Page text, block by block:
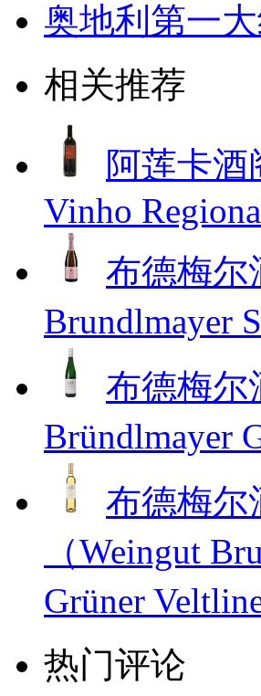
奥地利第一
相关推荐
阿莲卡酒
Vinho
布德梅尔
Brundlmayer
布德梅尔
Bründlmayer
布德梅尔
（Weingut
Grüner
热门评论